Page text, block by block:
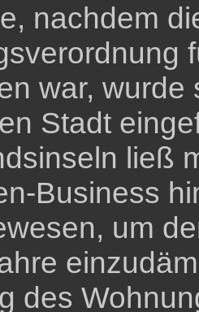
nachdem
war,
Stadt
ließ
Business
um
des